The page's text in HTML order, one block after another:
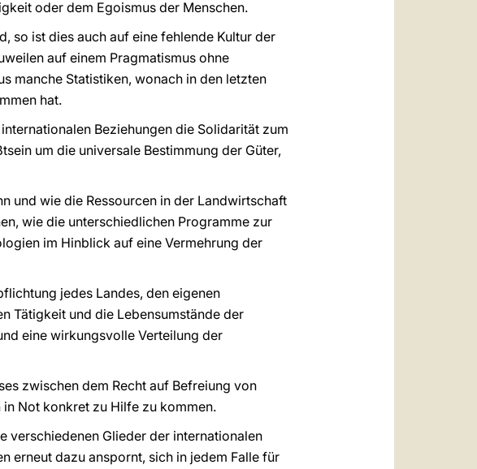
oder dem Egoismus der Menschen.
so ist dies auch auf eine fehlende Kultur der
auf einem Pragmatismus ohne
manche Statistiken, wonach in den letzten
hat.
Beziehungen die Solidarität zum
um die universale Bestimmung der Güter,
und wie die Ressourcen in der Landwirtschaft
wie die unterschiedlichen Programme zur
im Hinblick auf eine Vermehrung der
jedes Landes, den eigenen
Tätigkeit und die Lebensumstände der
eine wirkungsvolle Verteilung der
zwischen dem Recht auf Befreiung von
Not konkret zu Hilfe zu kommen.
verschiedenen Glieder der internationalen
erneut dazu anspornt, sich in jedem Falle für